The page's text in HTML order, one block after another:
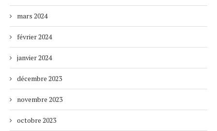
mars 2024
février 2024
janvier 2024
décembre 2023
novembre 2023
octobre 2023